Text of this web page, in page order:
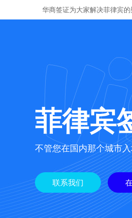
华商签证为大家解决菲律宾
菲律宾
不管您在国内那个城市
联系我们